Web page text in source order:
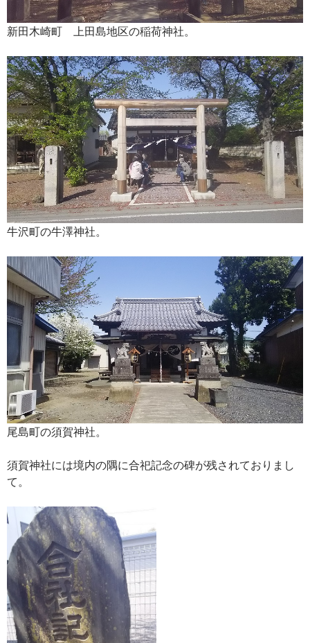
新田木崎町 上田島地区の稲荷神社。
牛沢町の牛澤神社。
尾島町の須賀神社。
須賀神社には境内の隅に合祀記念の碑が残されておりまし
て。